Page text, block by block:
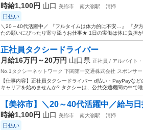
時給1,100円 山口 美祢市 南大嶺駅 清掃
日払い
＼20～40代活躍中／ 『フルタイムは体力的に不安…』 『夕
たの願いにぴったり寄り添うお仕事★ 1日の実働は体に負担
正社員タクシードライバー
月給16万円～20万円 山口県 正社員 / アルバイト
No.1タクシーネットワーク 下関第一交通株式会社 スポンサ
【仕事内容】正社員タクシードライバー d払い・PayPayな
キャリアを始めませんか? タクシーは、公共交通機関の中で
【美祢市】＼20～40代活躍中／給与
時給1,100円 山口 美祢市 南大嶺駅 清掃
日払い